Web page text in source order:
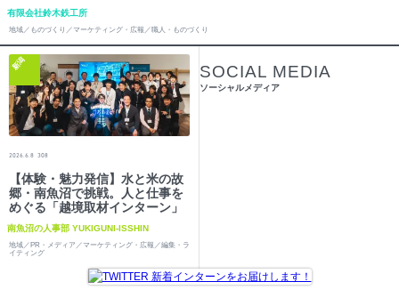
有限会社鈴木鉄工所
地域／ものづくり／マーケティング・広報／職人・ものづくり
新潟
2026.6.8 308
【体験・魅力発信】水と米の故
郷・南魚沼で挑戦。人と仕事を
めぐる「越境取材インターン」
南魚沼の人事部 YUKIGUNI-ISSHIN
地域／PR・メディア／マーケティング・広報／編集・ラ
イティング
SOCIAL MEDIA
ソーシャルメディア